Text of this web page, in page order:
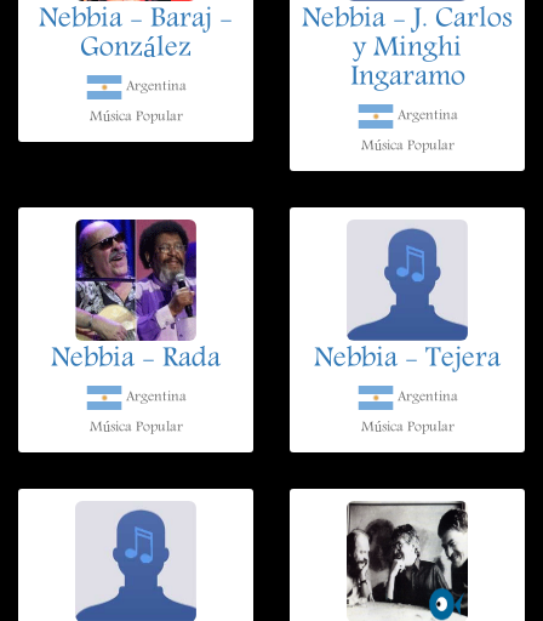
Nebbia - Baraj -
González
Argentina
Música Popular
Nebbia - J. Carlos
y Minghi
Ingaramo
Argentina
Música Popular
Nebbia - Rada
Argentina
Música Popular
Nebbia - Tejera
Argentina
Música Popular